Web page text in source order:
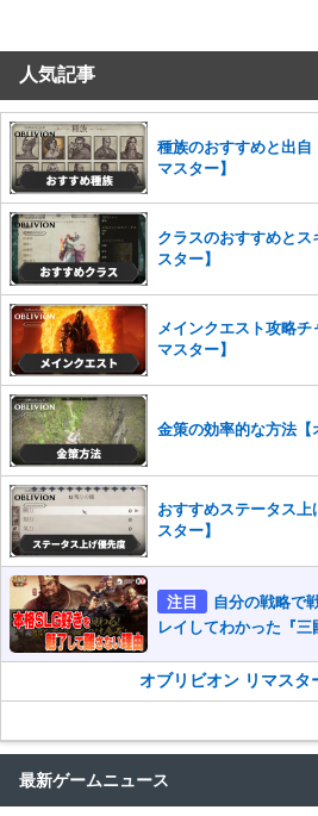
コメントの削除を申請する
せていただきます。ご了承ください
※一度削除したコメントは復元がで
さい。
また、過度な利用規約の違反や、弊社に損
った場合は、法的措置をとらせていただく
かじめご理解くださいませ。
人気記事
種族のおすすめと出自
マスター】
クラスのおすすめと
スター】
メインクエスト攻略
マスター】
金策の効率的な方法【
おすすめステータス
スター】
注目
自分の戦略で
レイしてわかった『
オブリビオン リマスタ
最新ゲームニュース